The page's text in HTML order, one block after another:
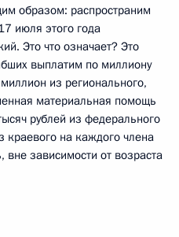
образом: распространим
июля этого года
Это что означает? Это
выплатим по миллиону
из регионального,
материальная помощь
рублей из федерального
краевого на каждого члена
вне зависимости от возраста